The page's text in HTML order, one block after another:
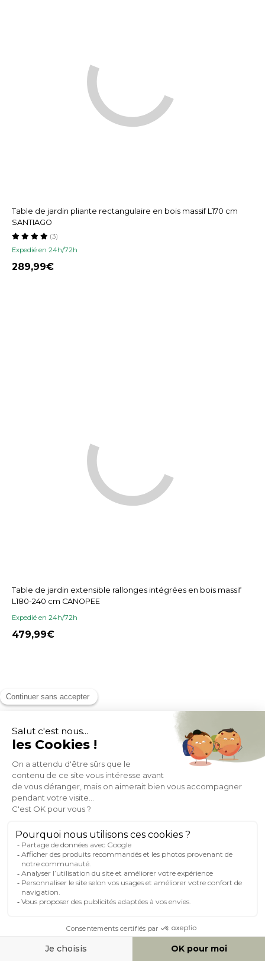
Table de jardin pliante rectangulaire en bois massif L170 cm
SANTIAGO
Expedié en 24h/72h
(3)
289,99
Table de jardin extensible rallonges intégrées en bois massif
L180-240 cm CANOPEE
Expedié en 24h/72h
479,99